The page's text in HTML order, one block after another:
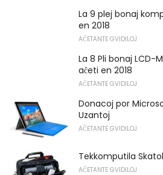
La 9 plej bonaj
en 2018
AĈETANTE GVIDILOJ
La 8 Pli bonaj LCD-
aĉeti en 2018
AĈETANTE GVIDILOJ
Donacoj por
Uzantoj
AĈETANTE GVIDILOJ
Tekkomputila
AĈETANTE GVIDILOJ